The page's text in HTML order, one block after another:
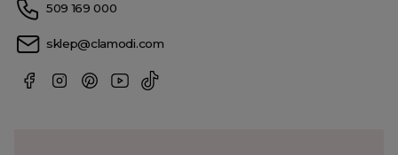
509 169 000
sklep@clamodi.com